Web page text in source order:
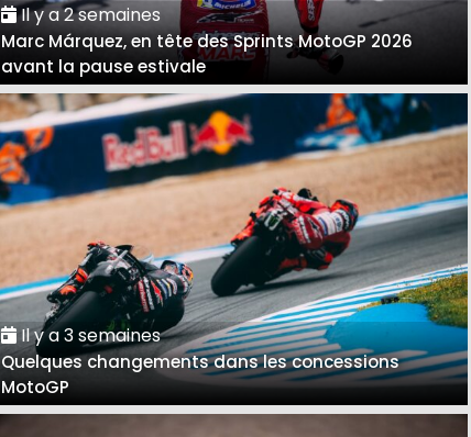
Il y a 2 semaines
Marc Márquez, en tête des Sprints MotoGP 2026
avant la pause estivale
Il y a 3 semaines
Quelques changements dans les concessions
MotoGP